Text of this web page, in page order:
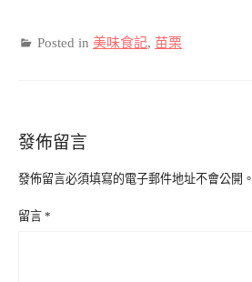
Posted in 美味食記, 苗栗
發佈留言
發佈留言必須填寫的電子郵件地址不會公開。
留言 *